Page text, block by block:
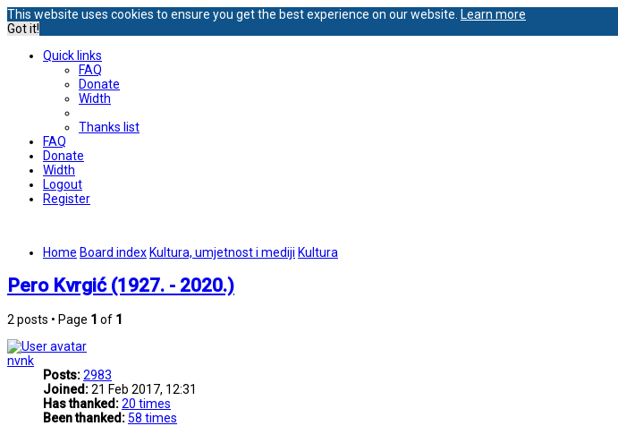
This website uses cookies to ensure you get the best experience on our website. Learn more
Got it!
Quick links
FAQ
Donate
Width
Thanks list
FAQ
Donate
Width
Logout
Register
Home Board index Kultura, umjetnost i mediji Kultura
Pero Kvrgić (1927. - 2020.)
2 posts • Page 1 of 1
nvnk
Posts:2983
Joined:21 Feb 2017, 12:31
Has thanked:20 times
Been thanked:58 times